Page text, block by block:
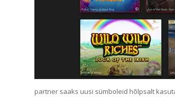
partner saaks uusi sümboleid hõlpsalt